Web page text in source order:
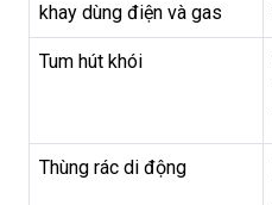
khay dùng điện và gas
Tum hút khói
Thùng rác di động